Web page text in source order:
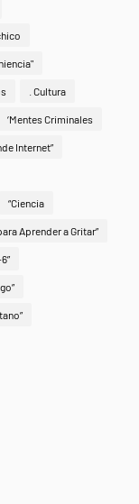
. Cultura
‘Mentes Criminales
Internet”
“Ciencia
Aprender a Gritar”